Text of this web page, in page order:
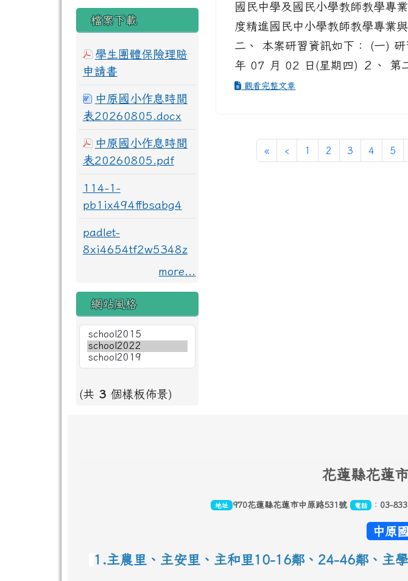
檔案下載
學生團體保險理賠
申請書
中原國小作息時間
表20260805.docx
中原國小作息時間
表20260805.pdf
114-1-
pb1ix494ffbsabg4
padlet-
8xi4654tf2w5348z
more...
網站風格
(共 3個樣板佈景)
國民中學及國民小學教師教學專
度精進國民中小學教師教學專業
二、 本案研習資訊如下： (一)
年 07 月 02 日(星期四) ２、 第
觀看完整文章
«第一頁
‹ 上一頁
1 2 3 4 5
花蓮縣花蓮
地址 970花蓮縣花蓮市中原路531號 電話 ： 03-
中原
1.主農里、主安里、主和里10-16鄰、 24-46鄰、主